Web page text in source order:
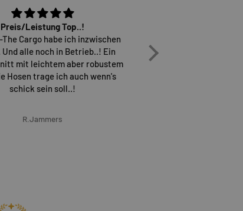
Preis/Leistung Top..!
The Cargo habe ich inzwischen
alle noch in Betrieb..! Ein
mit leichtem aber robustem
Hosen trage ich auch wenn's
schick sein soll..!
R.Jammers